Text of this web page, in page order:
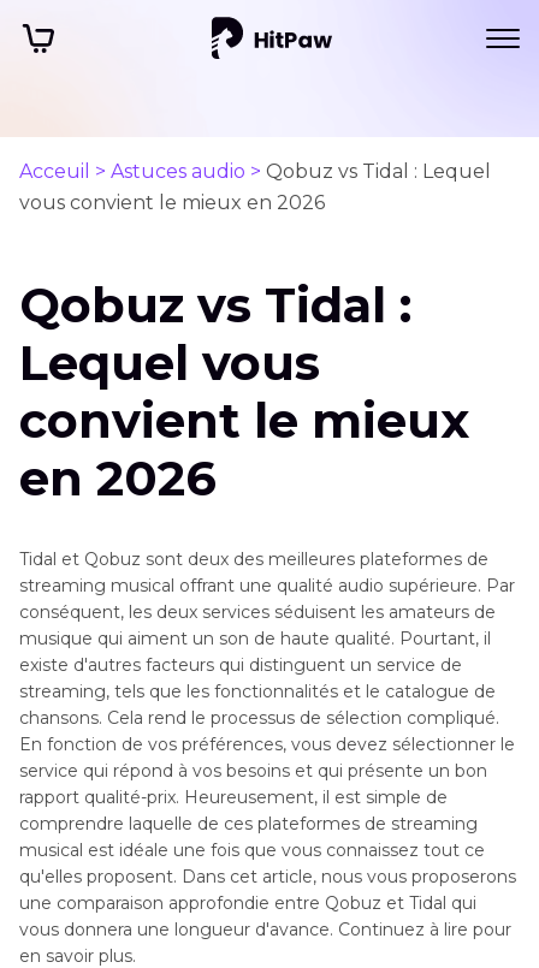
Acceuil > Astuces audio > Qobuz vs Tidal : Lequel
vous convient le mieux en 2026
Qobuz vs Tidal :
Lequel vous
convient le mieux
en 2026
Tidal et Qobuz sont deux des meilleures plateformes de
streaming musical offrant une qualité audio supérieure. Par
conséquent, les deux services séduisent les amateurs de
musique qui aiment un son de haute qualité. Pourtant, il
existe d'autres facteurs qui distinguent un service de
streaming, tels que les fonctionnalités et le catalogue de
chansons. Cela rend le processus de sélection compliqué.
En fonction de vos préférences, vous devez sélectionner le
service qui répond à vos besoins et qui présente un bon
rapport qualité-prix. Heureusement, il est simple de
comprendre laquelle de ces plateformes de streaming
musical est idéale une fois que vous connaissez tout ce
qu'elles proposent. Dans cet article, nous vous proposerons
une comparaison approfondie entre Qobuz et Tidal qui
vous donnera une longueur d'avance. Continuez à lire pour
en savoir plus.